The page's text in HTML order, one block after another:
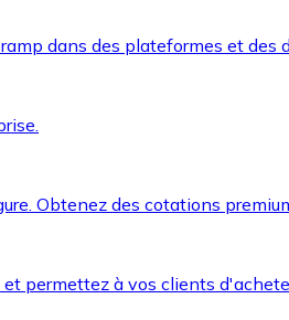
dans des plateformes et des
Obtenez des cotations
permettez à vos clients